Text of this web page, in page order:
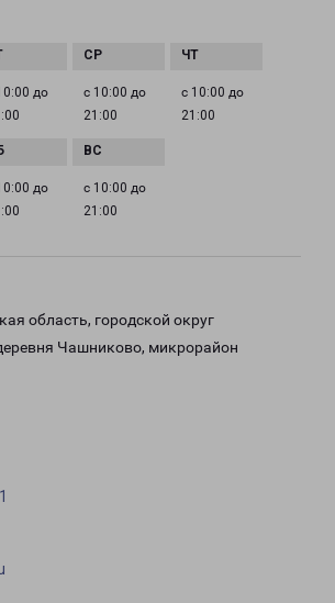
до
с 10:00 до
21:00
с 10:00 до
21:00
до
с 10:00 до
21:00
область, городской округ
Чашниково, микрорайон